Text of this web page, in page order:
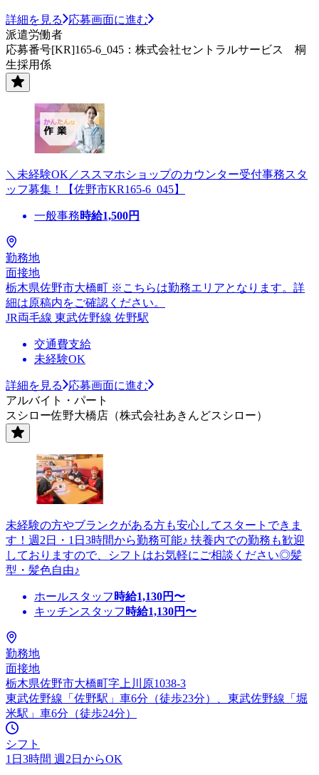
詳細を見る
応募画面に進む
派遣労働者
応募番号[KR]165-6_045：株式会社セントラルサービス 桐
生採用係
＼未経験OK／ススマホショップのカウンター受付事務スタ
ッフ募集！【佐野市KR165-6_045】
一般事務時給1,500円
勤務地
面接地
栃木県佐野市大橋町 ※こちらは勤務エリアとなります。詳
細は原稿内をご確認ください。
JR両毛線 東武佐野線 佐野駅
交通費支給
未経験OK
詳細を見る
応募画面に進む
アルバイト・パート
スシロー佐野大橋店（株式会社あきんどスシロー）
未経験の方やブランクがある方も安心してスタートできま
す！週2日・1日3時間から勤務可能♪ 扶養内での勤務も歓迎
しておりますので、シフトはお気軽にご相談ください◎髪
型・髪色自由♪
ホールスタッフ 時給1,130円〜
キッチンスタッフ 時給1,130円〜
勤務地
面接地
栃木県佐野市大橋町字上川原1038-3
東武佐野線「佐野駅」車6分（徒歩23分）、東武佐野線「堀
米駅」車6分（徒歩24分）
シフト
1日3時間 週2日からOK